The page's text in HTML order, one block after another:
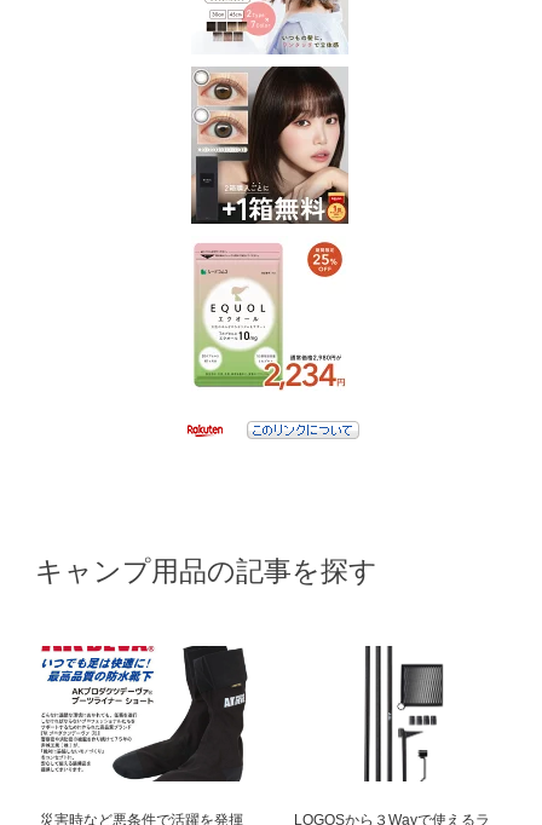
キャンプ用品の記事を探す
災害時など悪条件で活躍を発揮
LOGOSから３Wayで使えるラ